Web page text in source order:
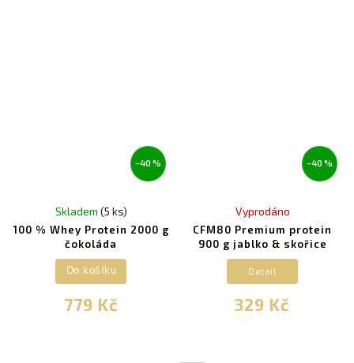
–40 %
100 % Whey Protein 2000 g
čokoláda
Skladem (5 ks)
779 Kč
Do košíku
–40 %
CFM80 Premium protein
900 g jablko & skořice
Vyprodáno
329 Kč
Detail